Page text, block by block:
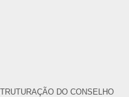
DO CONSELHO